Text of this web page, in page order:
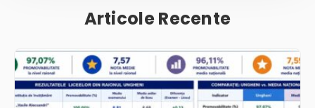
Articole Recente